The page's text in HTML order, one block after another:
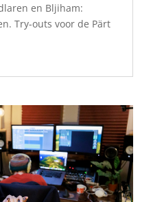
en Bljiham:
Try-outs voor de Pärt